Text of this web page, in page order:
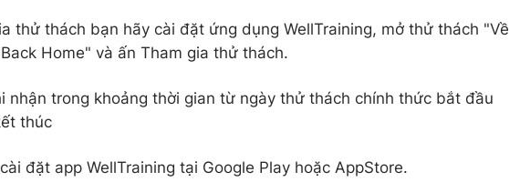
thử thách bạn hãy cài đặt ứng dụng WellTraining, mở thử thách "Về
Home" và ấn Tham gia thử thách.
nhận trong khoảng thời gian từ ngày thử thách chính thức bắt đầu
thúc
đặt app WellTraining tại Google Play hoặc AppStore.